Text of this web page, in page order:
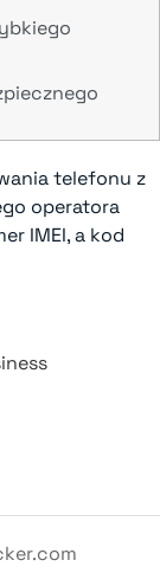
telefonu z
operatora
IMEI, a kod